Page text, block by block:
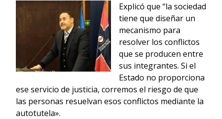
Explicó que “la sociedad
tiene que diseñar un
mecanismo para
resolver los conflictos
que se producen entre
sus integrantes. Si el
Estado no proporciona
ese servicio de justicia, corremos el riesgo de que
las personas resuelvan esos conflictos mediante la
autotutela».